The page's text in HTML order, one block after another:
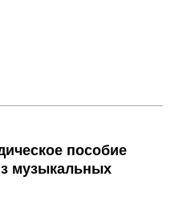
пособие
музыкальных